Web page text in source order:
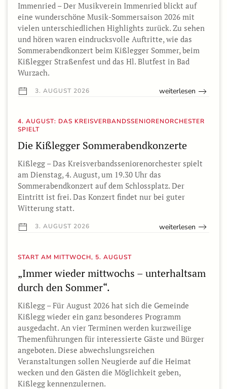
Immenried – Der Musikverein Immenried blickt auf
eine wunderschöne Musik-Sommersaison 2026 mit
vielen unterschiedlichen Highlights zurück. Zu sehen
und hören waren eindrucksvolle Auftritte, wie das
Sommerabendkonzert beim Kißlegger Sommer, beim
Kißlegger Straßenfest und das Hl. Blutfest in Bad
Wurzach.
3. AUGUST 2026 weiterlesen
4. AUGUST: DAS KREISVERBANDSSENIORENORCHESTER
SPIELT
Die Kißlegger Sommerabendkonzerte
Kißlegg – Das Kreisverbandsseniorenorchester spielt
am Dienstag, 4. August, um 19.30 Uhr das
Sommerabendkonzert auf dem Schlossplatz. Der
Eintritt ist frei. Das Konzert findet nur bei guter
Witterung statt.
3. AUGUST 2026 weiterlesen
START AM MITTWOCH, 5. AUGUST
„Immer wieder mittwochs – unterhaltsam
durch den Sommer“.
Kißlegg – Für August 2026 hat sich die Gemeinde
Kißlegg wieder ein ganz besonderes Programm
ausgedacht. An vier Terminen werden kurzweilige
Themenführungen für interessierte Gäste und Bürger
angeboten. Diese abwechslungsreichen
Veranstaltungen sollen Neugierde auf die Heimat
wecken und den Gästen die Möglichkeit geben,
Kißlegg kennenzulernen.